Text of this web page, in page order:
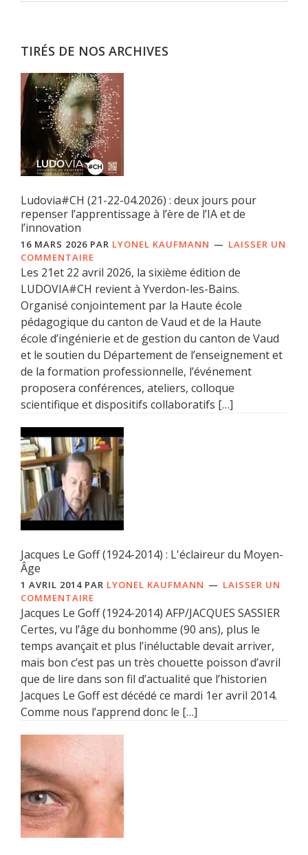
TIRÉS DE NOS ARCHIVES
Ludovia#CH (21-22-04.2026) : deux jours pour
repenser l’apprentissage à l’ère de l’IA et de
l’innovation
16 MARS 2026 PAR LYONEL KAUFMANN
LAISSER UN
COMMENTAIRE
Les 21et 22 avril 2026, la sixième édition de
LUDOVIA#CH revient à Yverdon-les-Bains.
Organisé conjointement par la Haute école
pédagogique du canton de Vaud et de la Haute
école d’ingénierie et de gestion du canton de Vaud
et le soutien du Département de l’enseignement et
de la formation professionnelle, l’événement
proposera conférences, ateliers, colloque
scientifique et dispositifs collaboratifs […]
Jacques Le Goff (1924-2014) : L'éclaireur du Moyen-
Âge
1 AVRIL 2014 PAR LYONEL KAUFMANN
LAISSER UN
COMMENTAIRE
Jacques Le Goff (1924-2014) AFP/JACQUES SASSIER
Certes, vu l’âge du bonhomme (90 ans), plus le
temps avançait et plus l’inéluctable devait arriver,
mais bon c’est pas un très chouette poisson d’avril
que de lire dans son fil d’actualité que l’historien
Jacques Le Goff est décédé ce mardi 1er avril 2014.
Comme nous l’apprend donc le […]